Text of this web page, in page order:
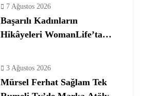
7 Ağustos 2026
Başarılı Kadınların
Hikâyeleri WomanLife’ta
3 Ağustos 2026
Mürsel Ferhat Sağlam Tek